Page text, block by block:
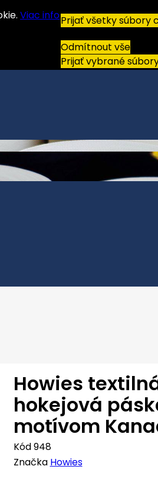
Viac infoPrijať všetky súbory
Odmítnout vše
Prijať vybrané
Howies
hokejová
motívom
Kód948
Značka Howies